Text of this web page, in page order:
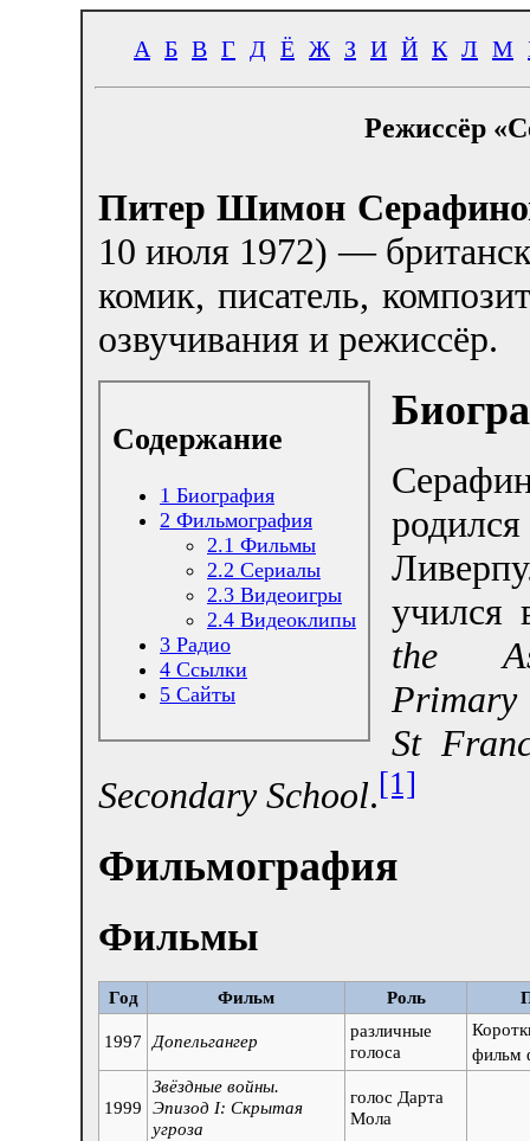
А Б В Г Д Ё Ж З И Й К Л М
Режиссёр
Питер Шимон
10 июля 1972) —
комик, писатель,
озвучивания и режиссёр.
Содержание
1 Биография
2 Фильмография
2.1 Фильмы
2.2 Сериалы
2.3 Видеоигры
2.4 Видеоклипы
3 Радио
4 Ссылки
5 Сайты
the
Primary
St
Secondary School.[1]
Фильмография
Фильмы
Год Фильм Роль
1997 Допельгангер
различные
голоса
фильм
1999
Звёздные войны.
Эпизод I: Скрытая
угроза
голос Дарта
Мола